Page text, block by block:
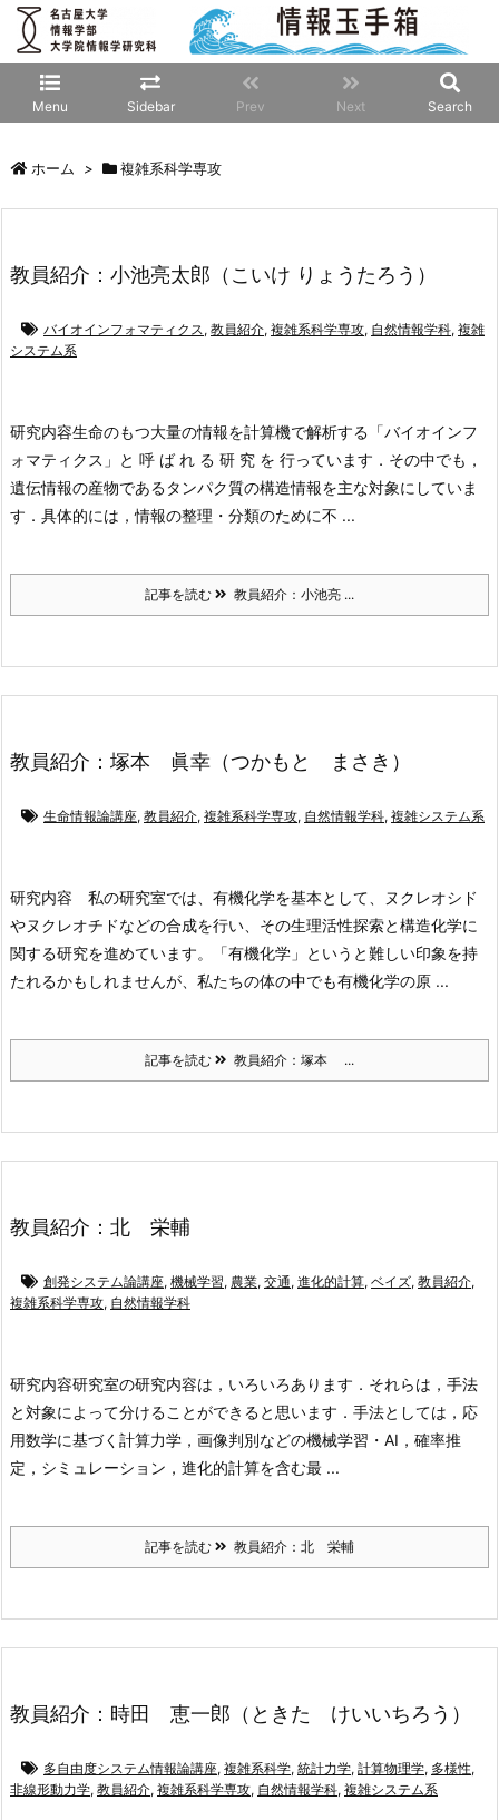
Menu Sidebar Prev Next Search
ホーム > 複雑系科学専攻
教員紹介：小池亮太郎（こいけ りょうたろう）
バイオインフォマティクス , 教員紹介, 複雑系科学専攻, 自然情報学科, 複雑
システム系
研究内容生命のもつ大量の情報を計算機で解析する「バイオインフ
ォマティクス」と 呼 ば れ る 研 究 を 行っています．その中でも，
遺伝情報の産物であるタンパク質の構造情報を主な対象にしていま
す．具体的には，情報の整理・分類のために不 ...
記事を読む 教員紹介：小池亮 ...
教員紹介：塚本 眞幸（つかもと まさき）
生命情報論講座, 教員紹介, 複雑系科学専攻, 自然情報学科, 複雑システム系
研究内容 私の研究室では、有機化学を基本として、ヌクレオシド
やヌクレオチドなどの合成を行い、その生理活性探索と構造化学に
関する研究を進めています。「有機化学」というと難しい印象を持
たれるかもしれませんが、私たちの体の中でも有機化学の原 ...
記事を読む 教員紹介：塚本 ...
教員紹介：北 栄輔
創発システム論講座, 機械学習, 農業, 交通, 進化的計算, ベイズ, 教員紹介,
複雑系科学専攻, 自然情報学科
研究内容研究室の研究内容は，いろいろあります．それらは，手法
と対象によって分けることができると思います．手法としては，応
用数学に基づく計算力学，画像判別などの機械学習・AI，確率推
定，シミュレーション，進化的計算を含む最 ...
記事を読む 教員紹介：北 栄輔
教員紹介：時田 恵一郎（ときた けいいちろう）
多自由度システム情報論講座, 複雑系科学, 統計力学, 計算物理学, 多様性,
非線形動力学, 教員紹介, 複雑系科学専攻, 自然情報学科, 複雑システム系